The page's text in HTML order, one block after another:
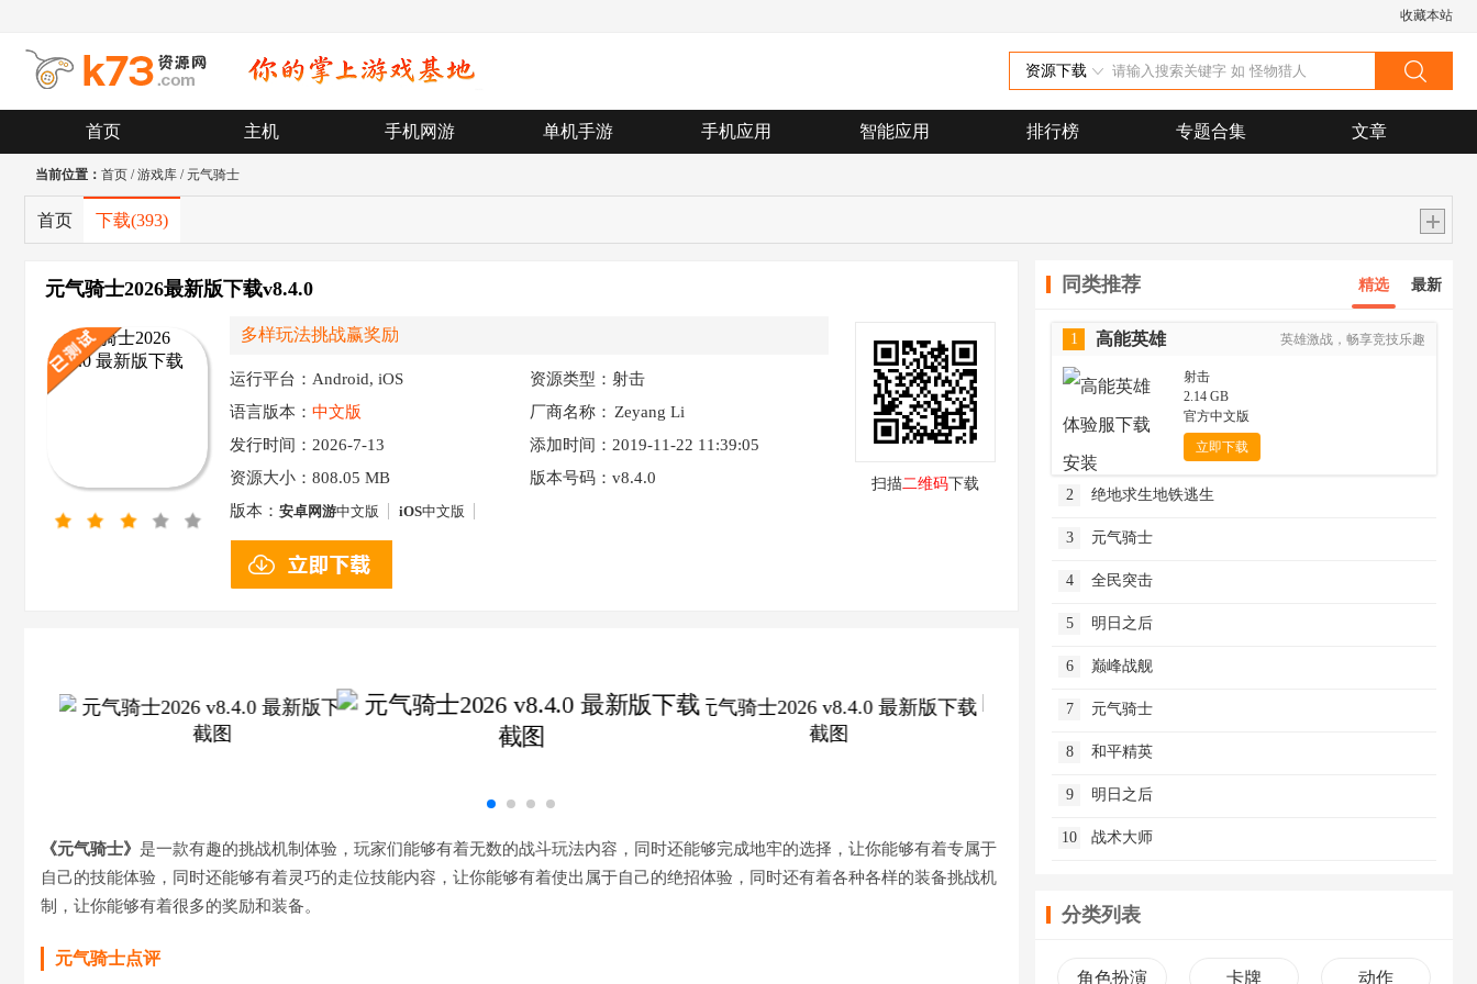
收藏本站
资源下载
首页 主机 手机网游 单机手游 手机应用 智能应用 排行榜 专题合集 文章
当前位置： 首页 /游戏库 /元气骑士
首页 下载(393)
元气骑士2026最新版下载v8.4.0
多样玩法挑战赢奖励
运行平台：Android, iOS
资源类型：射击
语言版本： 中文版 厂商名称： Zeyang Li
发行时间：2026-7-13
添加时间：2019-11-22 11:39:05
资源大小： 808.05 MB
版本号码：v8.4.0
版本： 安卓网游中文版 iOS中文版
扫描二维码下载
《元气骑士》 是一款有趣的挑战机制体验，玩家们能够有着无数的战斗玩法内容，同时还能够完成地牢的选择，让你能够有着专属于
自己的技能体验，同时还能够有着灵巧的走位技能内容，让你能够有着使出属于自己的绝招体验，同时还有着各种各样的装备挑战机
制，让你能够有着很多的奖励和装备。
元气骑士点评
同类推荐 精选 最新
1 高能英雄 英雄激战，畅享竞技乐趣
射击
2.14 GB
官方中文版
立即下载
2 绝地求生地铁逃生
3 元气骑士
4 全民突击
5 明日之后
6 巅峰战舰
7 元气骑士
8 和平精英
9 明日之后
10 战术大师
分类列表
角色扮演 卡牌 动作